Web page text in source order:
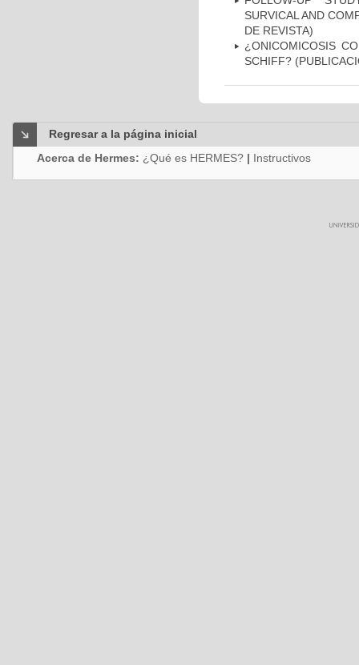
SURVICAL AND
DE REVISTA)
¿ONICOMICOSIS
SCHIFF?
Regresar a la página inicial
Acerca de Hermes: ¿Qué es HERMES? | Instructivos